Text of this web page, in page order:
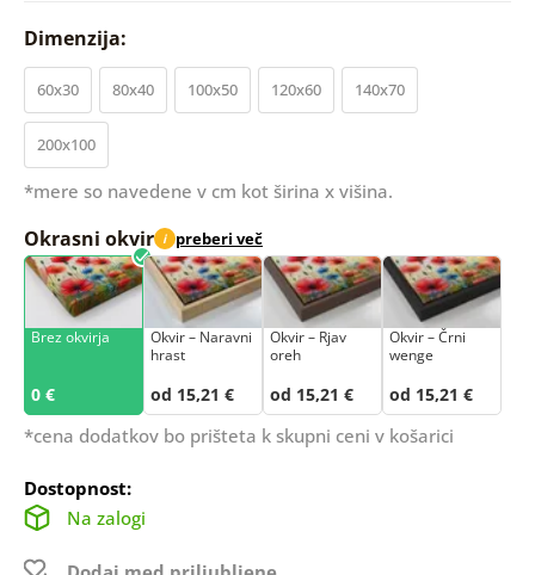
Dimenzija:
60x30 80x40 100x50 120x60 140x70
200x100
*mere so navedene v cm kot širina x višina.
Okrasni okvir i preberi več
Brez okvirja
0 €
Okvir – Naravni
hrast
od 15,21 €
Okvir – Rjav
oreh
od 15,21 €
Okvir – Črni
wenge
od 15,21 €
*cena dodatkov bo prišteta k skupni ceni v košarici
Dostopnost:
Na zalogi